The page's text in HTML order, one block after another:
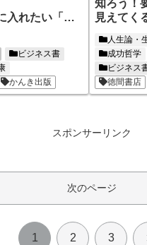
入れたい「不
備わるシステ
れる！
ビジネス書
かんき出版
知ろう！
見えてく
人生論・
成功哲学
ビジネス
徳間書店
スポンサーリンク
次のページ
1 2 3